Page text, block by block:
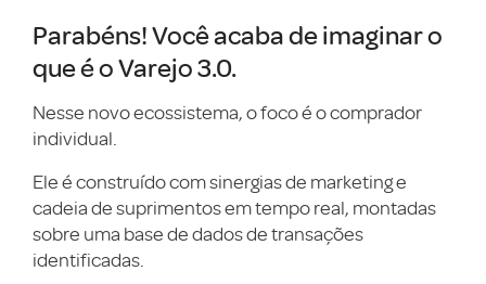
Parabéns! Você acaba de imaginar o
que é o Varejo 3.0.
Nesse novo ecossistema, o foco é o comprador
individual.
Ele é construído com sinergias de marketing e
cadeia de suprimentos em tempo real, montadas
sobre uma base de dados de transações
identificadas.